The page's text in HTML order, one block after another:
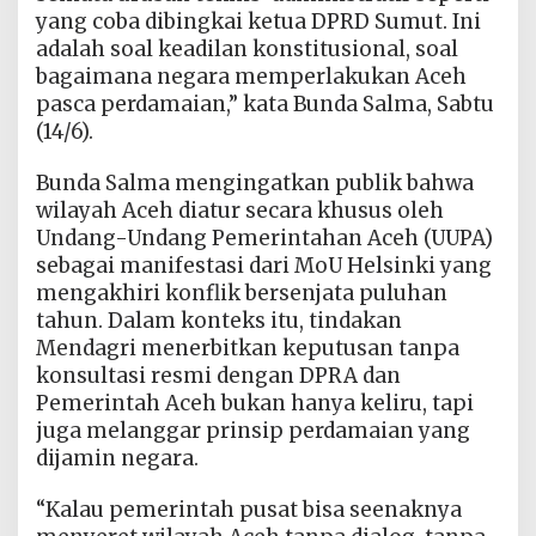
yang coba dibingkai ketua DPRD Sumut. Ini
adalah soal keadilan konstitusional, soal
bagaimana negara memperlakukan Aceh
pasca perdamaian,” kata Bunda Salma, Sabtu
(14/6).
Bunda Salma mengingatkan publik bahwa
wilayah Aceh diatur secara khusus oleh
Undang-Undang Pemerintahan Aceh (UUPA)
sebagai manifestasi dari MoU Helsinki yang
mengakhiri konflik bersenjata puluhan
tahun. Dalam konteks itu, tindakan
Mendagri menerbitkan keputusan tanpa
konsultasi resmi dengan DPRA dan
Pemerintah Aceh bukan hanya keliru, tapi
juga melanggar prinsip perdamaian yang
dijamin negara.
“Kalau pemerintah pusat bisa seenaknya